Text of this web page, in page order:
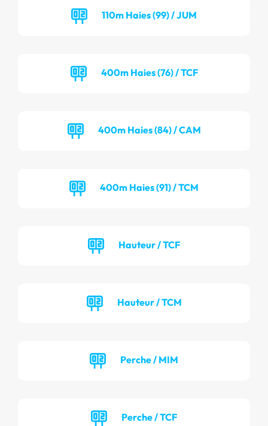
110m Haies (99) / JUM
400m Haies (76) / TCF
400m Haies (84) / CAM
400m Haies (91) / TCM
Hauteur / TCF
Hauteur / TCM
Perche / MIM
Perche / TCF